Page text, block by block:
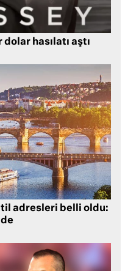
dolar hasılatı aştı
adresleri belli oldu: